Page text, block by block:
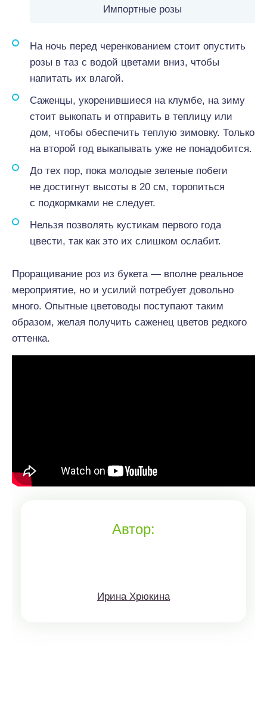
Импортные розы
На ночь перед черенкованием стоит опустить
розы в таз с водой цветами вниз, чтобы
напитать их влагой.
Саженцы, укоренившиеся на клумбе, на зиму
стоит выкопать и отправить в теплицу или
дом, чтобы обеспечить теплую зимовку. Только
на второй год выкапывать уже не понадобится.
До тех пор, пока молодые зеленые побеги
не достигнут высоты в 20 см, торопиться
с подкормками не следует.
Нельзя позволять кустикам первого года
цвести, так как это их слишком ослабит.
Проращивание роз из букета — вполне реальное
мероприятие, но и усилий потребует довольно
много. Опытные цветоводы поступают таким
образом, желая получить саженец цветов редкого
оттенка.
Автор:
Ирина Хрюкина